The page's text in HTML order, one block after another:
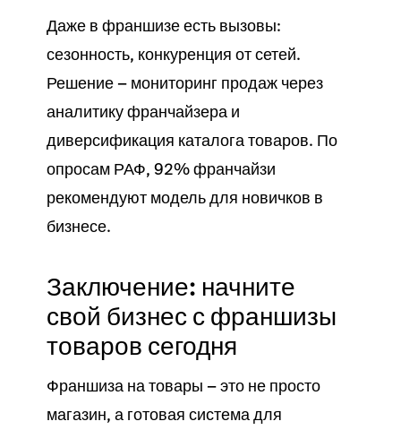
Даже в франшизе есть вызовы:
сезонность, конкуренция от сетей.
Решение — мониторинг продаж через
аналитику франчайзера и
диверсификация каталога товаров. По
опросам РАФ, 92% франчайзи
рекомендуют модель для новичков в
бизнесе.
Заключение: начните
свой бизнес с франшизы
товаров сегодня
Франшиза натовары — это не просто
магазин, а готовая система для